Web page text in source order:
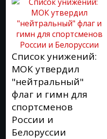
Список унижений:
МОК утвердил
"нейтральный"
флаг и гимн для
спортсменов
России и
Белоруссии